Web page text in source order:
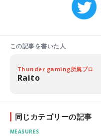
この記事を書いた人
Thunder gaming所属プロ
Raito
同じカテゴリーの記事
MEASURES